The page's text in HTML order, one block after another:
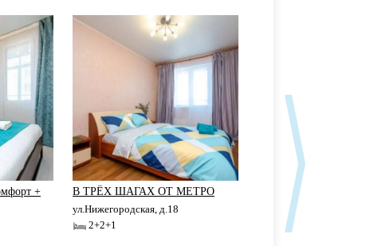
+
В ТРЁХ ШАГАХ ОТ МЕТРО
ул.Нижегородская, д.18
2+2+1
УЮТНАЯ
ул.Чехова, д.111
2+2+1+1